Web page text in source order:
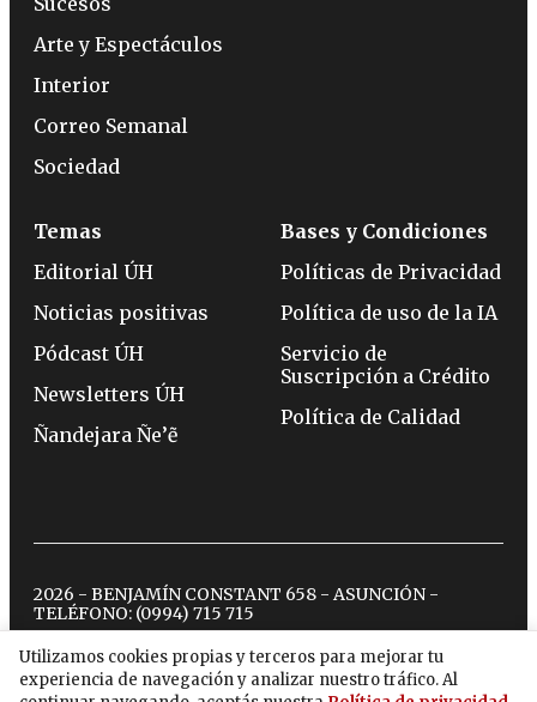
Utilizamos cookies propias y terceros para mejorar tu
experiencia de navegación y analizar nuestro tráfico. Al
Arte y Espectáculos
Interior
Correo Semanal
Sociedad
Temas
Editorial ÚH
Noticias positivas
Pódcast ÚH
Newsletters ÚH
Ñandejara Ñe’ẽ
Bases y Condiciones
Políticas de Privacidad
Política de uso de la IA
Servicio de
Suscripción a Crédito
Política de Calidad
2026 - BENJAMÍN CONSTANT 658 - ASUNCIÓN -
TELÉFONO: (0994) 715 715
twitterinstagram
facebook
tiktokyoutubespotify